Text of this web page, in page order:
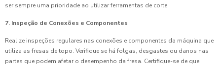
ser sempre uma prioridade ao utilizar ferramentas de corte.
7. Inspeção de Conexões e Componentes
Realize inspeções regulares nas conexões e componentes da máquina que
utiliza as fresas de topo. Verifique se há folgas, desgastes ou danos nas
partes que podem afetar o desempenho da fresa. Certifique-se de que